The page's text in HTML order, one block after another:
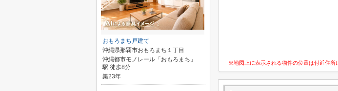
※地図上に表示される物件の位置は付近住所
おもろまち戸建て
沖縄県那覇市おもろまち１丁目
沖縄都市モノレール「おもろまち」
駅 徒歩8分
築23年